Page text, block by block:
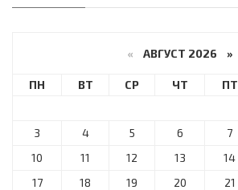
« АВГУСТ 2026 »
ПН ВТ СР ЧТ ПТ
3
4 5 6 7
10
11 12 13 14
17
18 19 20 21